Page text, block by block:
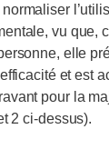
vu que,
elle
et est
pour la
2 ci-dessus).